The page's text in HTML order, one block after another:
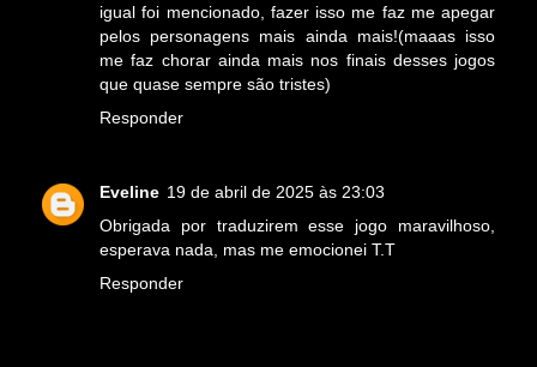
igual foi mencionado, fazer isso me faz me apegar
pelos personagens mais ainda mais!(maaas isso
me faz chorar ainda mais nos finais desses jogos
que quase sempre são tristes)
Responder
Eveline 19 de abril de 2025 às 23:03
Obrigada por traduzirem esse jogo maravilhoso,
esperava nada, mas me emocionei T.T
Responder